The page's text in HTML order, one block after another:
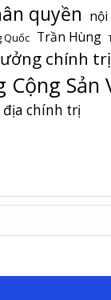
quyền nội
Quốc Trần Hùng
chính trị
Cộng Sản
địa chính trị